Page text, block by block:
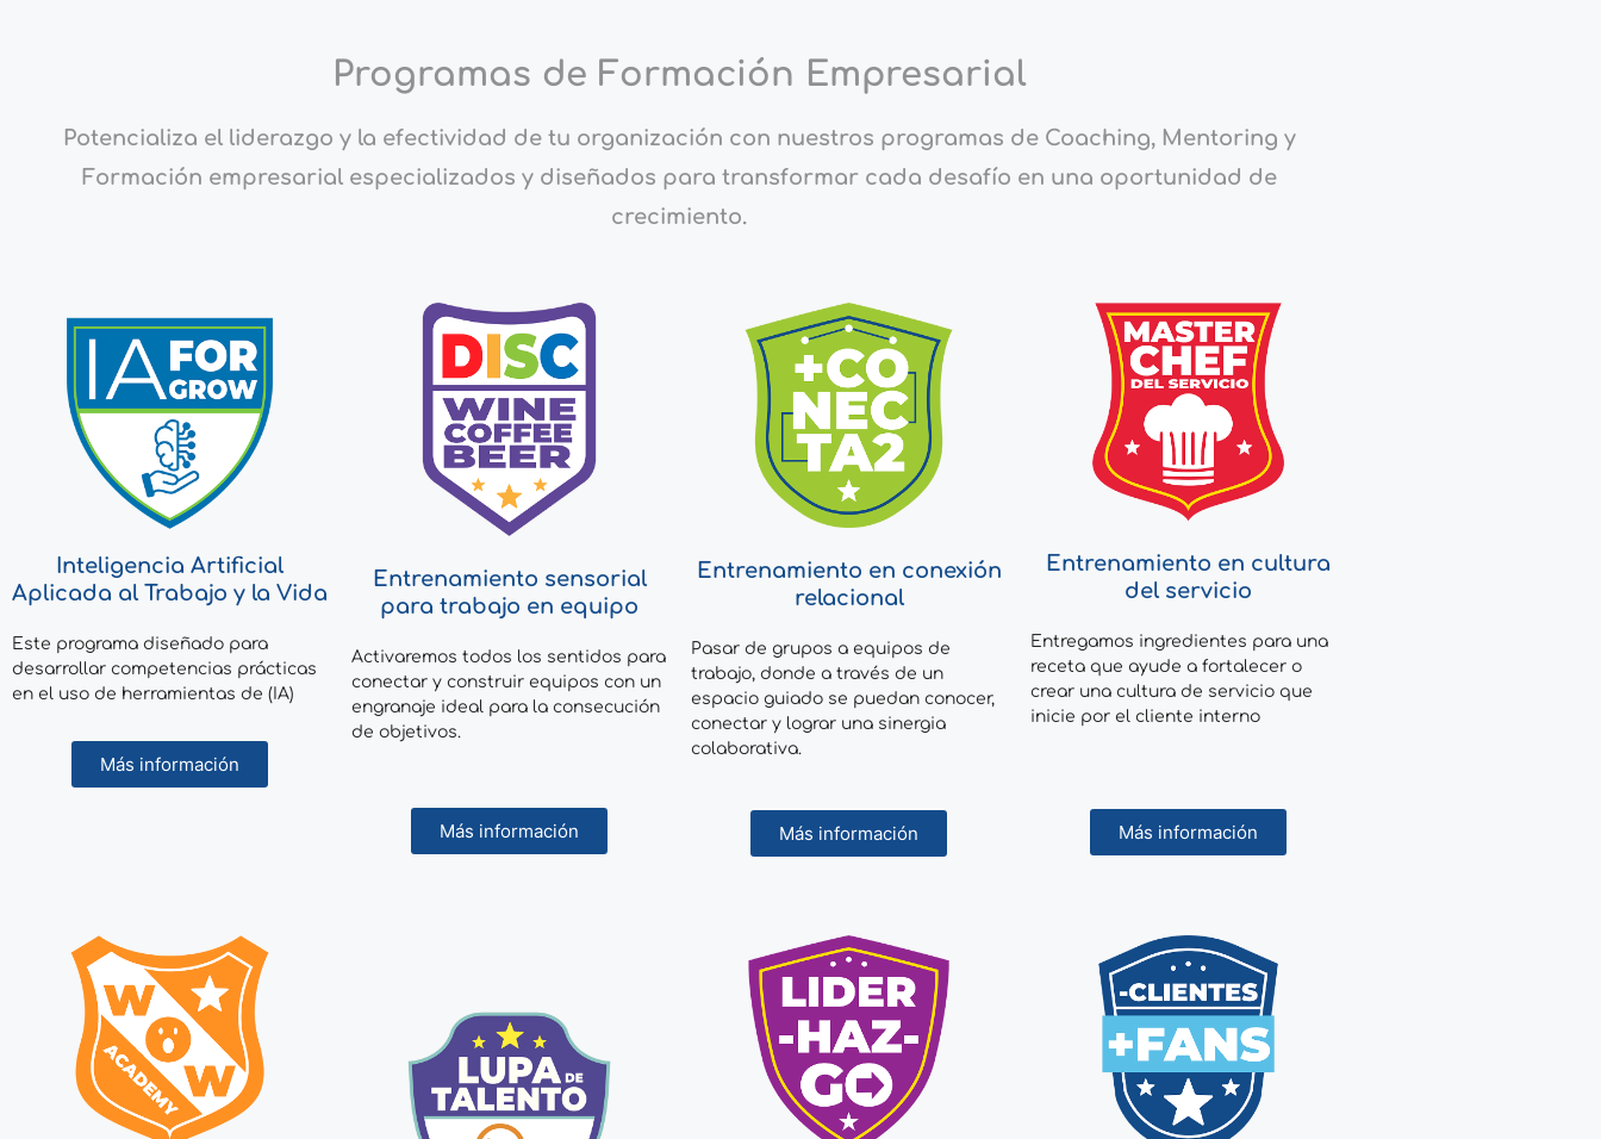
Programas de Formación Empresarial
Potencializa el liderazgo y la efectividad de tu organización con nuestros programas de Coaching, Mentoring y
Formación empresarial especializados y diseñados para transformar cada desafío en una oportunidad de
crecimiento.
Inteligencia Artificial
Aplicada al Trabajo y la Vida
Este programa diseñado para
desarrollar competencias prácticas
en el uso de herramientas de (IA)
Más información
Entrenamiento sensorial
para trabajo en equipo
Activaremos todos los sentidos para
conectar y construir equipos con un
engranaje ideal para la consecución
de objetivos.
Más información
Entrenamiento en conexión
relacional
Pasar de grupos a equipos de
trabajo, donde a través de un
espacio guiado se puedan conocer,
conectar y lograr una sinergia
colaborativa.
Más información
Entrenamiento en cultura
del servicio
Entregamos ingredientes para una
receta que ayude a fortalecer o
crear una cultura de servicio que
inicie por el cliente interno
Más información